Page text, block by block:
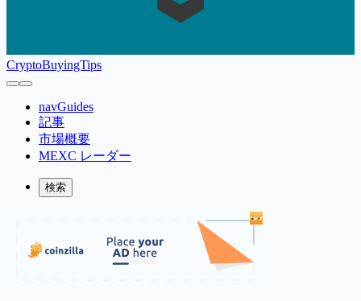
CryptoBuyingTips
navGuides
記事
市場概要
MEXC レーダー
検索